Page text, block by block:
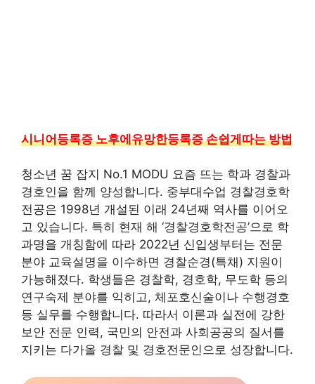
시니어등록증 노후에유망한등록증 손쉽게따는 방법
청소년 꿈 잡지 No.1 MODU 요즘 뜨는 학과 경찰과
경호인을 함께 양성합니다. 중부대수업 경찰경호학
전공은 1998년 개설된 이래 24년째 역사를 이어오
고 있습니다. 특히 현재 해 ‘경찰경호학전공’으로 학
과명을 개칭함에 따라 2022년 신입생부터는 전문
분야 교육설명을 이수하면 경찰순경(특채) 지원이
가능해졌다. 학생들은 경찰학, 경호학, 무도학 등의
연구숙제 분야를 익히고, 체포호신술이나 수행경호
등 실무를 수행합니다. 따라서 이론과 실전에 강한
보안 전문 인력, 국민의 안전과 사회공공의 질서를
지키는 다가올 경찰 및 경호전문인으로 성장합니다.